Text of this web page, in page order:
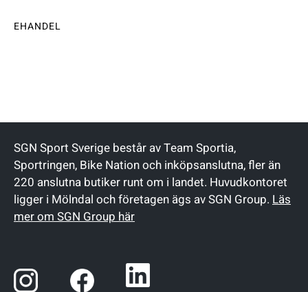
EHANDEL
SGN Sport Sverige består av Team Sportia,
Sportringen, Bike Nation och inköpsanslutna, fler än
220 anslutna butiker runt om i landet. Huvudkontoret
ligger i Mölndal och företagen ägs av SGN Group. Läs
mer om SGN Group här